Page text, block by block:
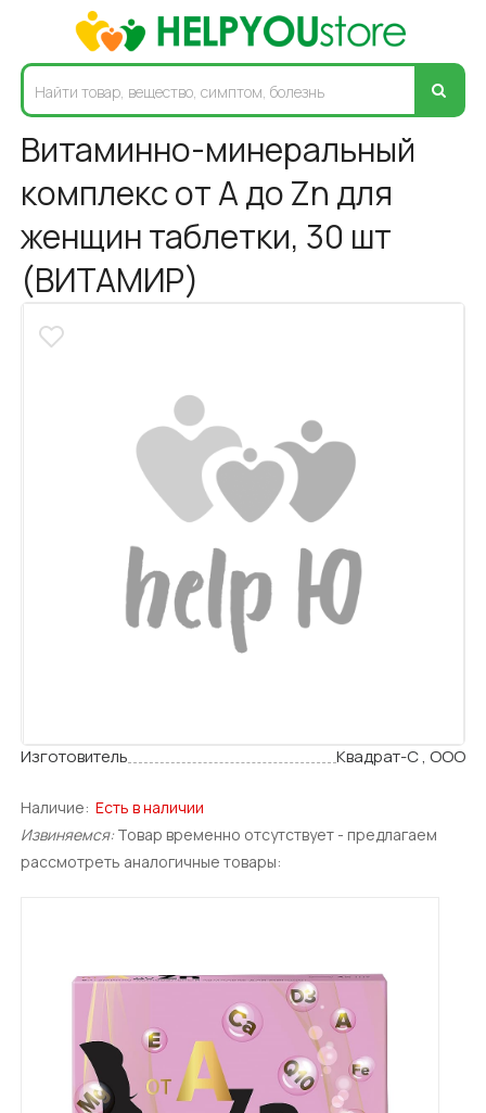
Витаминно-минеральный
комплекс от A до Zn для
женщин таблетки, 30 шт
(ВИТАМИР)
Изготовитель Квадрат-С , ООО
Наличие: Есть в наличии
Извиняемся: Товар временно отсутствует - предлагаем
рассмотреть аналогичные товары: